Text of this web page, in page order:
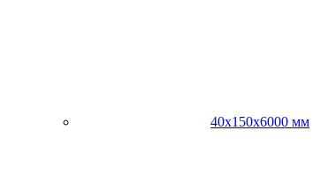
40х150х6000 мм